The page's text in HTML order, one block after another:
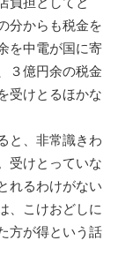
分からも税金を
を中電が国に寄
３億円余の税金
受けとるほかな
と、非常識きわ
受けとっていな
れるわけがない
、こけおどしに
方が得という話